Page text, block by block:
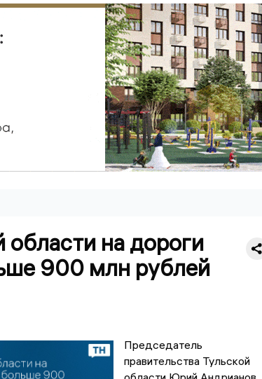
на дороги
900 млн рублей
Председатель
правительства Тульской